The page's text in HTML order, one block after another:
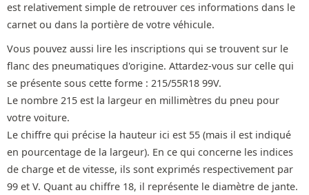
est relativement simple de retrouver ces informations dans le
carnet ou dans la portière de votre véhicule.
Vous pouvez aussi lire les inscriptions qui se trouvent sur le
flanc des pneumatiques d'origine. Attardez-vous sur celle qui
se présente sous cette forme : 215/55R18 99V.
Le nombre 215 est la largeur en millimètres du pneu pour
votre voiture.
Le chiffre qui précise la hauteur ici est 55 (mais il est indiqué
en pourcentage de la largeur). En ce qui concerne les indices
de charge et de vitesse, ils sont exprimés respectivement par
99 et V. Quant au chiffre 18, il représente le diamètre de jante.